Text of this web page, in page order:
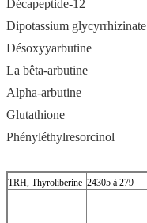
Décapeptide-12
Dipotassium glycyrrhizinate
Désoxyyarbutine
La bêta-arbutine
Alpha-arbutine
Glutathione
Phényléthylresorcinol
TRH, Thyroliberine 24305 à 279